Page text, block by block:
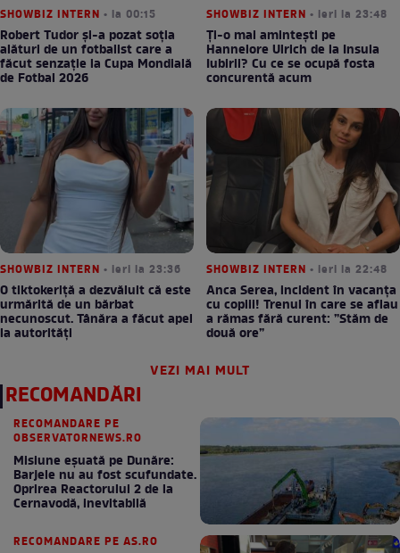
SHOWBIZ INTERN • la 00:15
Robert Tudor și-a pozat soția
alături de un fotbalist care a
făcut senzație la Cupa Mondială
de Fotbal 2026
SHOWBIZ INTERN • ieri la 23:48
Ți-o mai amintești pe
Hannelore Ulrich de la Insula
Iubirii? Cu ce se ocupă fosta
concurentă acum
SHOWBIZ INTERN • ieri la 23:36
O tiktokeriță a dezvăluit că este
urmărită de un bărbat
necunoscut. Tânăra a făcut apel
la autorități
SHOWBIZ INTERN • ieri la 22:48
Anca Serea, incident în vacanța
cu copiii! Trenul în care se aflau
a rămas fără curent: ”Stăm de
două ore”
VEZI MAI MULT
RECOMANDĂRI
RECOMANDARE PE
OBSERVATORNEWS.RO
Misiune eșuată pe Dunăre:
Barjele nu au fost scufundate.
Oprirea Reactorului 2 de la
Cernavodă, inevitabilă
RECOMANDARE PE AS.RO